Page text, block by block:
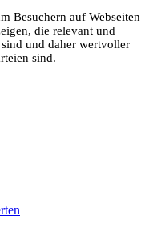
Besuchern auf Webseiten
die relevant und
und daher wertvoller
sind.